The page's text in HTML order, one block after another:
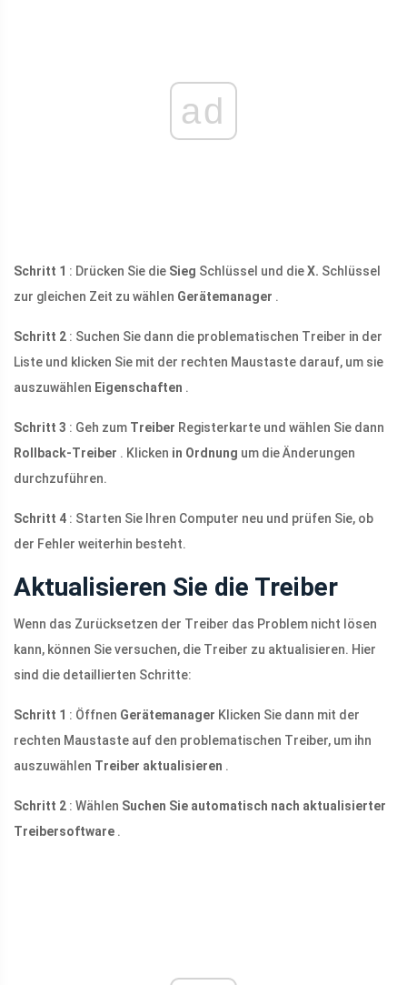
ad
Schritt 1 : Drücken Sie die Sieg Schlüssel und dieX. Schlüssel
zur gleichen Zeit zu wählen Gerätemanager .
Schritt 2 : Suchen Sie dann die problematischen Treiber in der
Liste und klicken Sie mit der rechten Maustaste darauf, um sie
auszuwählen Eigenschaften .
Schritt 3 : Geh zum Treiber Registerkarte und wählen Sie dann
Rollback-Treiber . Klicken in Ordnung um die Änderungen
durchzuführen.
Schritt 4 : Starten Sie Ihren Computer neu und prüfen Sie, ob
der Fehler weiterhin besteht.
Aktualisieren Sie die Treiber
Wenn das Zurücksetzen der Treiber das Problem nicht lösen
kann, können Sie versuchen, die Treiber zu aktualisieren. Hier
sind die detaillierten Schritte:
Schritt 1 : Öffnen Gerätemanager Klicken Sie dann mit der
rechten Maustaste auf den problematischen Treiber, um ihn
auszuwählen Treiber aktualisieren .
Schritt 2 : Wählen Suchen Sie automatisch nach aktualisierter
Treibersoftware .